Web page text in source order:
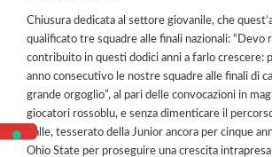
Chiusura dedicata al settore giovanile, che
qualificato tre squadre alle finali nazionali: “Devo
contribuito in questi dodici anni a farlo crescere:
anno consecutivo le nostre squadre alle finali di
grande orgoglio”, al pari delle convocazioni in
giocatori rossoblu, e senza dimenticare il
Valle, tesserato della Junior ancora per cinque
Ohio State per proseguire una crescita